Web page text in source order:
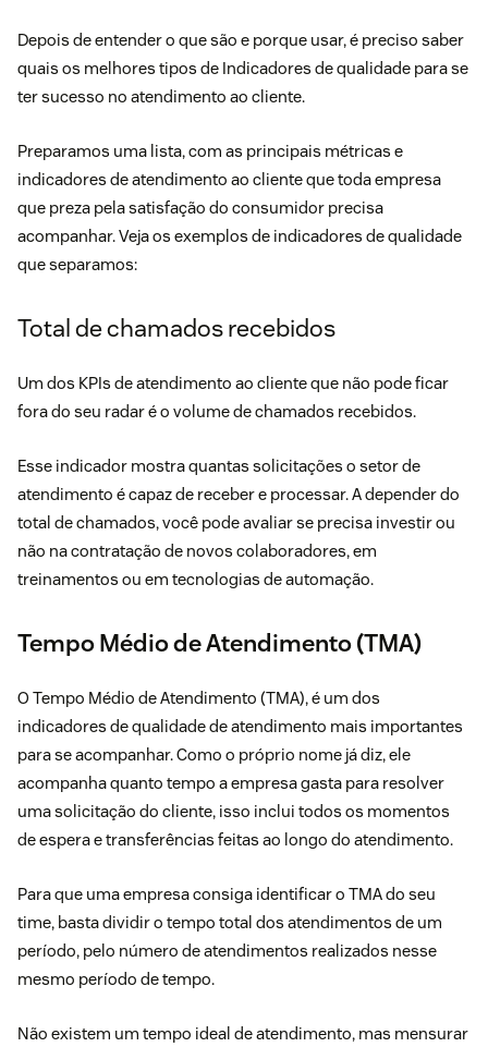
Depois de entender o que são e porque usar, é preciso saber
quais os melhores tipos de Indicadores de qualidade para se
ter sucesso no atendimento ao cliente.
Preparamos uma lista, com as principais métricas e
indicadores de atendimento ao cliente que toda empresa
que preza pela satisfação do consumidor precisa
acompanhar. Veja os exemplos de indicadores de qualidade
que separamos:
Total de chamados recebidos
Um dos KPIs de atendimento ao cliente que não pode ficar
fora do seu radar é o volume de chamados recebidos.
Esse indicador mostra quantas solicitações o setor de
atendimento é capaz de receber e processar. A depender do
total de chamados, você pode avaliar se precisa investir ou
não na contratação de novos colaboradores, em
treinamentos ou em tecnologias de automação.
Tempo Médio de Atendimento (TMA)
O Tempo Médio de Atendimento (TMA), é um dos
indicadores de qualidade de atendimento mais importantes
para se acompanhar. Como o próprio nome já diz, ele
acompanha quanto tempo a empresa gasta para resolver
uma solicitação do cliente, isso inclui todos os momentos
de espera e transferências feitas ao longo do atendimento.
Para que uma empresa consiga identificar o TMA do seu
time, basta dividir o tempo total dos atendimentos de um
período, pelo número de atendimentos realizados nesse
mesmo período de tempo.
Não existem um tempo ideal de atendimento, mas mensurar